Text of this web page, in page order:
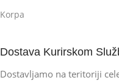
Korpa
Dostava Kurirskom
Dostavljamo na teritoriji